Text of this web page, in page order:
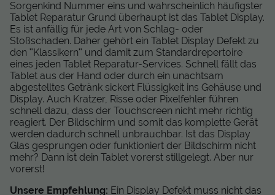
Sorgenkind Nummer eins und wahrscheinlich häufigster
Tablet Reparatur Grund überhaupt ist das Tablet Display.
Es ist anfällig für jede Art von Schlag- oder
Stoßschaden. Daher gehört ein Tablet Display Defekt zu
den "Klassikern" und damit zum Standardrepertoire
eines jeden Tablet Reparatur-Services. Schnell fällt das
Tablet aus der Hand oder durch ein unachtsam
abgestelltes Getränk sickert Flüssigkeit ins Gehäuse und
Display. Auch Kratzer, Risse oder Pixelfehler führen
schnell dazu, dass der Touchscreen nicht mehr richtig
reagiert. Der Bildschirm und somit das komplette Gerät
werden dadurch schnell unbrauchbar. Ist das Display
Glas gesprungen oder funktioniert der Bildschirm nicht
mehr? Dann ist dein Tablet vorerst stillgelegt. Aber nur
vorerst!
Unsere Empfehlung: Ein Display Defekt muss nicht das